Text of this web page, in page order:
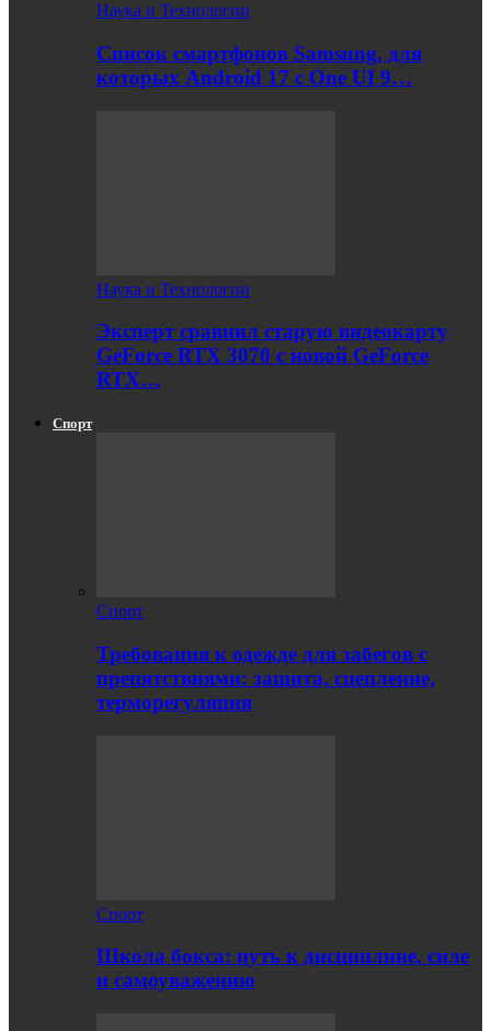
Наука и Технологии
Список смартфонов Samsung, для
которых Android 17 с One UI 9…
Наука и Технологии
Эксперт сравнил старую видеокарту
GeForce RTX 3070 с новой GeForce
RTX…
Спорт
Спорт
Требования к одежде для забегов с
препятствиями: защита, сцепление,
терморегуляция
Спорт
Школа бокса: путь к дисциплине, силе
и самоуважению